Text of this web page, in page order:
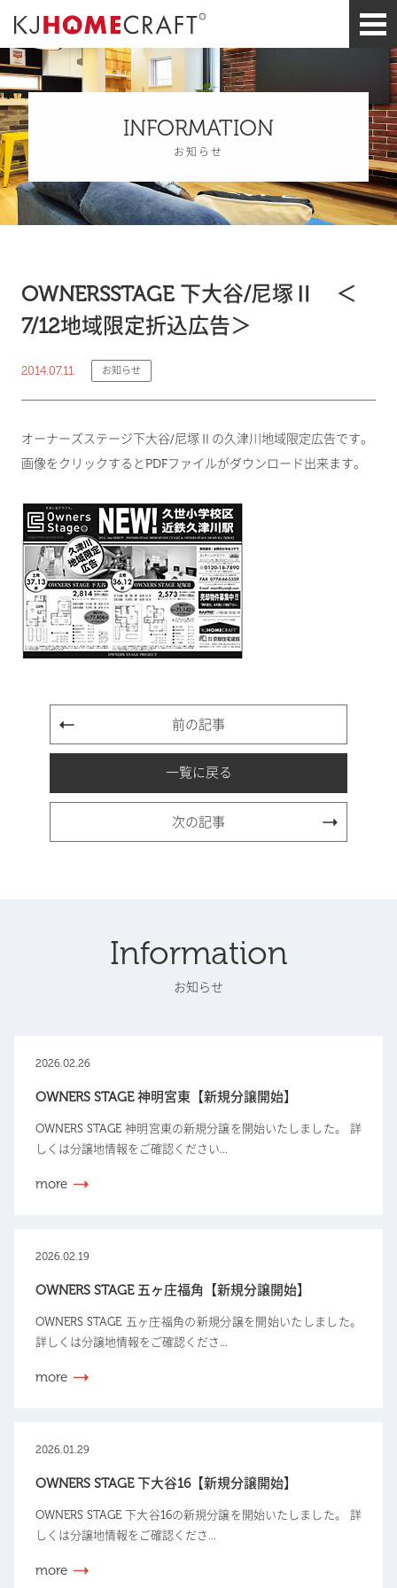
INFORMATION
お知らせ
OWNERSSTAGE 下大谷/尼塚Ⅱ ＜
7/12地域限定折込広告＞
2014.07.11 お知らせ
オーナーズステージ下大谷/尼塚Ⅱの久津川地域限定広告です。
画像をクリックするとPDFファイルがダウンロード出来ます。
前の記事
一覧に戻る
次の記事
Information
お知らせ
2026.02.26
OWNERS STAGE 神明宮東【新規分譲開始】
OWNERS STAGE 神明宮東の新規分譲を開始いたしました。 詳
しくは分譲地情報をご確認ください...
more
2026.02.19
OWNERS STAGE 五ヶ庄福角【新規分譲開始】
OWNERS STAGE 五ヶ庄福角の新規分譲を開始いたしました。
詳しくは分譲地情報をご確認くださ...
more
2026.01.29
OWNERS STAGE 下大谷16【新規分譲開始】
OWNERS STAGE 下大谷16の新規分譲を開始いたしました。 詳
しくは分譲地情報をご確認くださ...
more